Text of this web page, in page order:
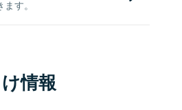
す。
情報